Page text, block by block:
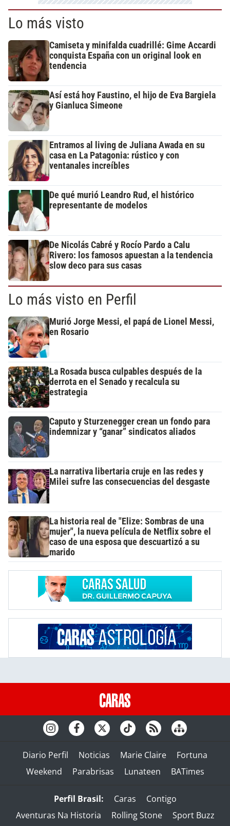
Lo más visto
Camiseta y minifalda cuadrillé: Gime Accardi
conquista España con un original look en
tendencia
Así está hoy Faustino, el hijo de Eva Bargiela
y Gianluca Simeone
Entramos al living de Juliana Awada en su
casa en La Patagonia: rústico y con
ventanales increíbles
De qué murió Leandro Rud, el histórico
representante de modelos
De Nicolás Cabré y Rocío Pardo a Calu
Rivero: los famosos apuestan a la tendencia
slow deco para sus casas
Lo más visto en Perfil
Murió Jorge Messi, el papá de Lionel Messi,
en Rosario
La Rosada busca culpables después de la
derrota en el Senado y recalcula su
estrategia
Caputo y Sturzenegger crean un fondo para
indemnizar y “ganar” sindicatos aliados
La narrativa libertaria cruje en las redes y
Milei sufre las consecuencias del desgaste
La historia real de "Elize: Sombras de una
mujer", la nueva película de Netflix sobre el
caso de una esposa que descuartizó a su
marido
Diario Perfil Noticias Marie Claire
Fortuna
Weekend
Parabrisas Lunateen BATimes
Perfil Brasil: Caras
Contigo
Aventuras Na Historia
Rolling Stone
Sport Buzz